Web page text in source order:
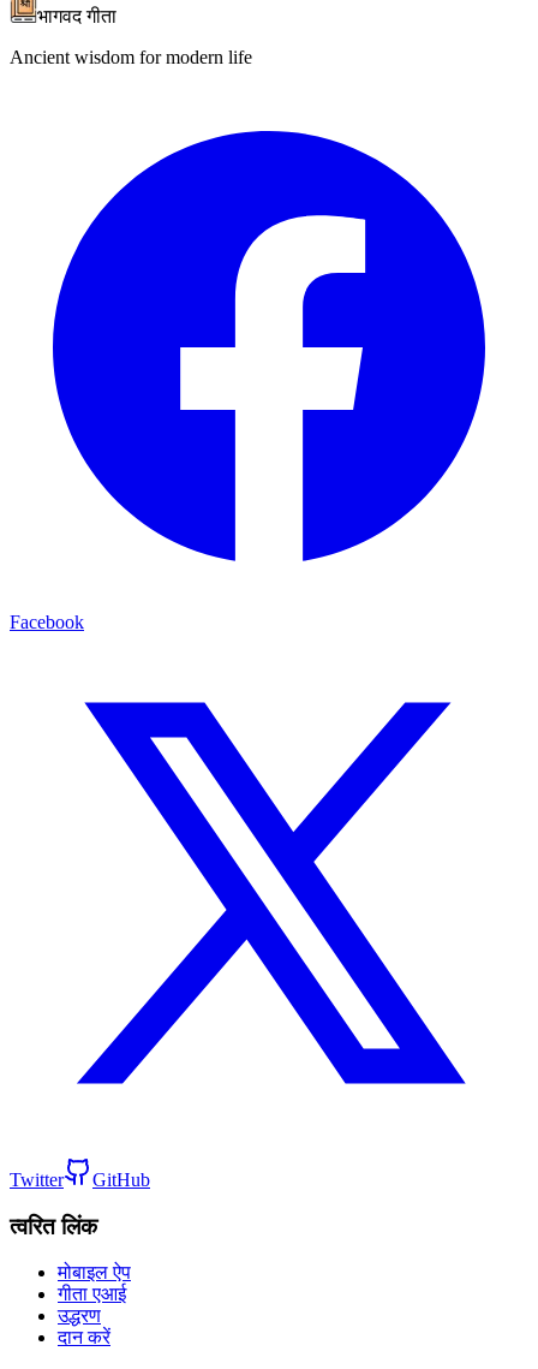
भागवद गीता
Ancient wisdom for modern life
Facebook
Twitter GitHub
त्वरित लिंक
मोबाइल ऐप
गीता एआई
उद्धरण
दान करें